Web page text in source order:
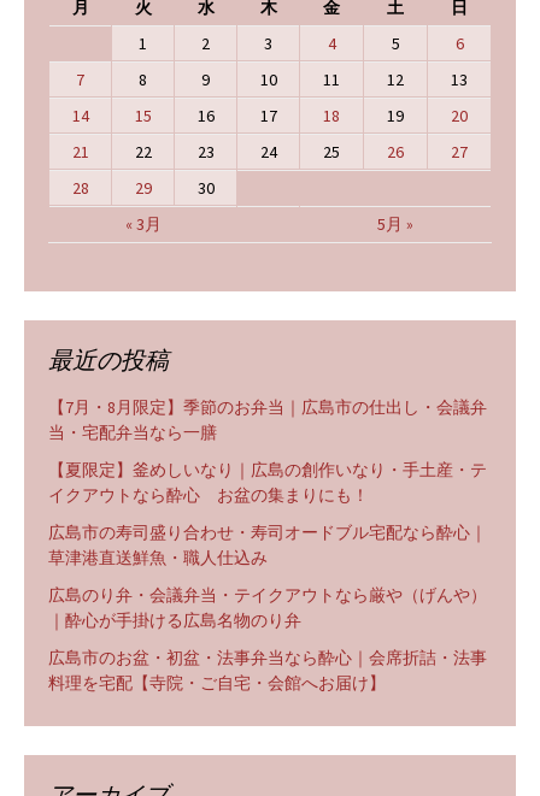
月 火 水 木 金 土 日
« 3月 5月 »
1 2 3 4 5
6
7
8 9 10 11 12
13
14
15 16 17 18 19
20
21
22 23 24 25 26
27
28
29 30
最近の投稿
【7月・8月限定】季節のお弁当｜広島市の仕出し・会議弁
当・宅配弁当なら一膳
【夏限定】釜めしいなり｜広島の創作いなり・手土産・テ
イクアウトなら酔心 お盆の集まりにも！
広島市の寿司盛り合わせ・寿司オードブル宅配なら酔心｜
草津港直送鮮魚・職人仕込み
広島のり弁・会議弁当・テイクアウトなら厳や（げんや）
｜酔心が手掛ける広島名物のり弁
広島市のお盆・初盆・法事弁当なら酔心｜会席折詰・法事
料理を宅配【寺院・ご自宅・会館へお届け】